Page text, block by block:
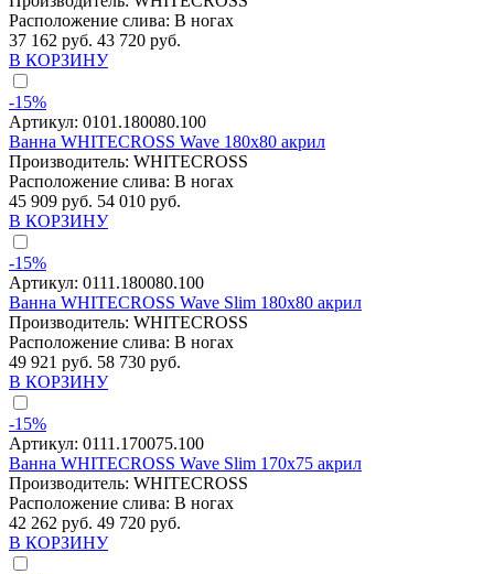
Расположение слива: В ногах
37 162 руб. 43 720 руб.
В КОРЗИНУ
-15%
Артикул: 0101.180080.100
Ванна WHITECROSS Wave 180x80 акрил
Производитель: WHITECROSS
Расположение слива: В ногах
45 909 руб. 54 010 руб.
В КОРЗИНУ
-15%
Артикул: 0111.180080.100
Ванна WHITECROSS Wave Slim 180x80 акрил
Производитель: WHITECROSS
Расположение слива: В ногах
49 921 руб. 58 730 руб.
В КОРЗИНУ
-15%
Артикул: 0111.170075.100
Ванна WHITECROSS Wave Slim 170x75 акрил
Производитель: WHITECROSS
Расположение слива: В ногах
42 262 руб. 49 720 руб.
В КОРЗИНУ